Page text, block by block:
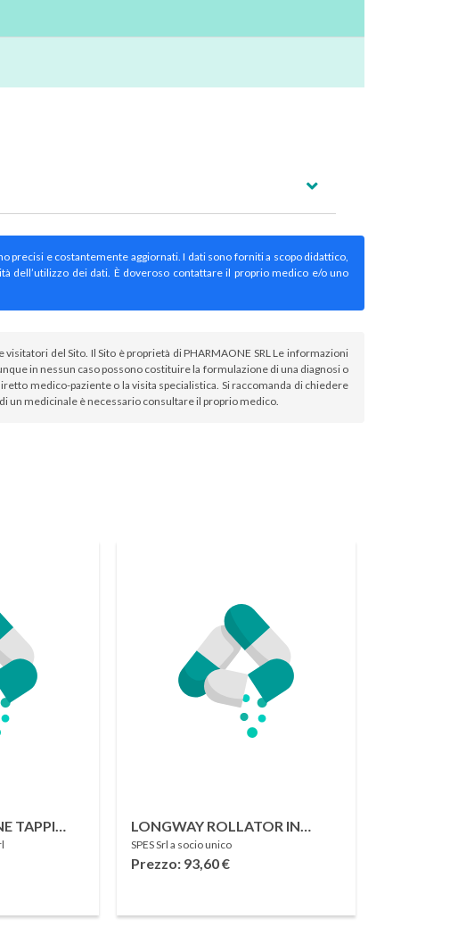
precisi e costantemente aggiornati. I dati sono forniti a scopo didattico,
dell’utilizzo dei dati. È doveroso contattare il proprio medico e/o uno
del Sito. Il Sito è proprietà di PHARMAONE SRL Le informazioni
in nessun caso possono costituire la formulazione di una diagnosi o
medico-paziente o la visita specialistica. Si raccomanda di chiedere
un medicinale è necessario consultare il proprio medico.
TAPPI
LONGWAY ROLLATOR IN
ACCIAIO VERNICIATO 4 RUOTE
SPES Srl a socio unico
Prezzo: 93,60€